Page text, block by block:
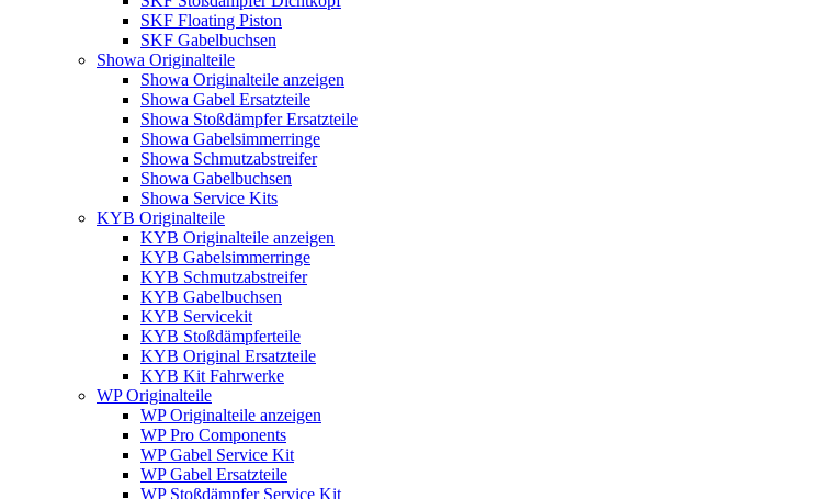
SKF Floating Piston
SKF Gabelbuchsen
Showa Originalteile
Showa Originalteile anzeigen
Showa Gabel Ersatzteile
Showa Stoßdämpfer Ersatzteile
Showa Gabelsimmerringe
Showa Schmutzabstreifer
Showa Gabelbuchsen
Showa Service Kits
KYB Originalteile
KYB Originalteile anzeigen
KYB Gabelsimmerringe
KYB Schmutzabstreifer
KYB Gabelbuchsen
KYB Servicekit
KYB Stoßdämpferteile
KYB Original Ersatzteile
KYB Kit Fahrwerke
WP Originalteile
WP Originalteile anzeigen
WP Pro Components
WP Gabel Service Kit
WP Gabel Ersatzteile
WP Stoßdämpfer Service Kit